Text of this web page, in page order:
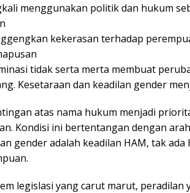
menggunakan politik dan hukum
kekerasan terhadap
tidak serta merta membuat
Kesetaraan dan keadilan gender
atas nama hukum menjadi
Kondisi ini bertentangan dengan arah
gender adalah keadilan HAM, tak
legislasi yang carut marut, peradilan